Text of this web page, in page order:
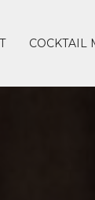
COCKTAIL